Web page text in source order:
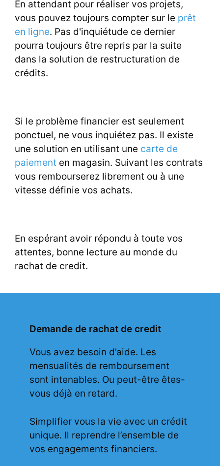
En attendant pour réaliser vos projets,
vous pouvez toujours compter sur le prêt
en ligne. Pas d'inquiétude ce dernier
pourra toujours être repris par la suite
dans la solution de restructuration de
crédits.
Si le problème financier est seulement
ponctuel, ne vous inquiétez pas. Il existe
une solution en utilisant une carte de
paiement en magasin. Suivant les contrats
vous rembourserez librement ou à une
vitesse définie vos achats.
En espérant avoir répondu à toute vos
attentes, bonne lecture au monde du
rachat de credit.
Demande de rachat de credit
Vous avez besoin d’aide. Les
mensualités de remboursement
sont intenables. Ou peut-être êtes-
vous déjà en retard.
Simplifier vous la vie avec un crédit
unique. Il reprendre l’ensemble de
vos engagements financiers.